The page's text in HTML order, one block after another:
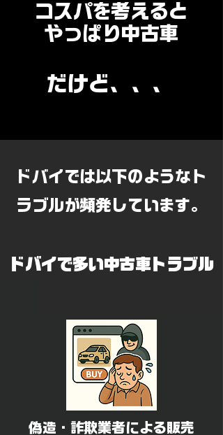
​コスパを考えると
やっぱり中古車
​だけど、、、
​ドバイでは以下のようなト
ラブルが頻発しています。
​ドバイで多い中古車トラブル
偽造・詐欺業者による販売